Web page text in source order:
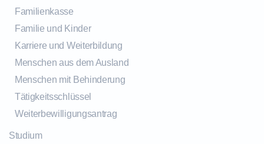
Familienkasse
Familie und Kinder
Karriere und Weiterbildung
Menschen aus dem Ausland
Menschen mit Behinderung
Tätigkeitsschlüssel
Weiterbewilligungsantrag
Studium